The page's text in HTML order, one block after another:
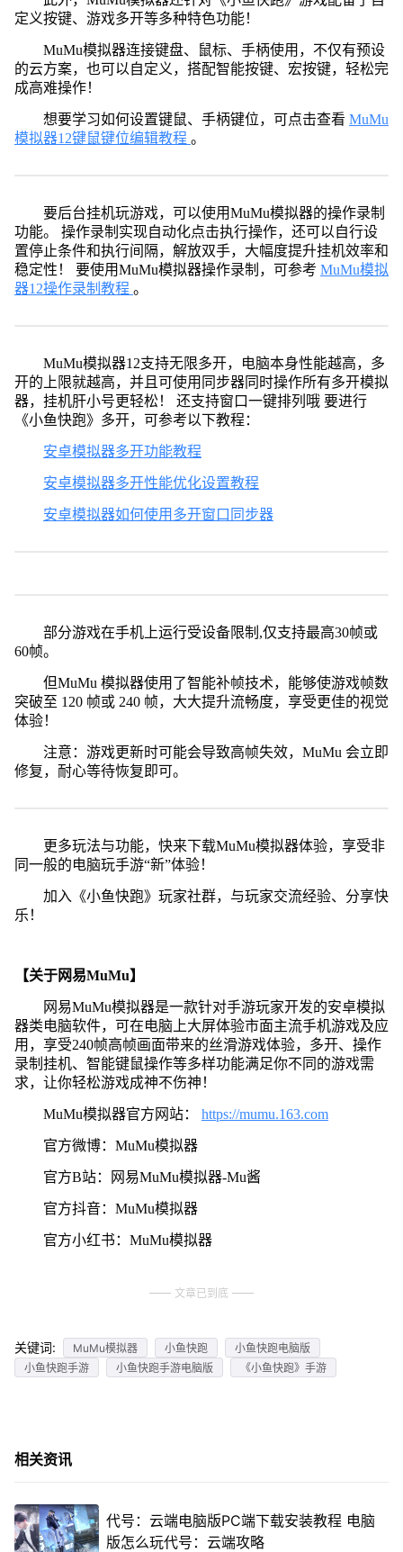
定义按键、游戏多开等多种特色功能！
MuMu模拟器连接键盘、鼠标、手柄使用，不仅有预设
的云方案，也可以自定义，搭配智能按键、宏按键，轻松完
成高难操作！
想要学习如何设置键鼠、手柄键位，可点击查看 MuMu
模拟器12键鼠键位编辑教程 。
要后台挂机玩游戏，可以使用MuMu模拟器的操作录制
功能。 操作录制实现自动化点击执行操作，还可以自行设
置停止条件和执行间隔，解放双手，大幅度提升挂机效率和
稳定性！ 要使用MuMu模拟器操作录制，可参考 MuMu模拟
器12操作录制教程 。
MuMu模拟器12支持无限多开，电脑本身性能越高，多
开的上限就越高，并且可使用同步器同时操作所有多开模拟
器，挂机肝小号更轻松！ 还支持窗口一键排列哦 要进行
《小鱼快跑》多开，可参考以下教程：
安卓模拟器多开功能教程
安卓模拟器多开性能优化设置教程
安卓模拟器如何使用多开窗口同步器
部分游戏在手机上运行受设备限制,仅支持最高30帧或
60帧。
但MuMu 模拟器使用了智能补帧技术，能够使游戏帧数
突破至 120 帧或 240 帧，大大提升流畅度，享受更佳的视觉
体验！
注意：游戏更新时可能会导致高帧失效，MuMu 会立即
修复，耐心等待恢复即可。
更多玩法与功能，快来下载MuMu模拟器体验，享受非
同一般的电脑玩手游“新”体验！
加入《小鱼快跑》玩家社群，与玩家交流经验、分享快
乐！
【关于网易MuMu】
网易MuMu模拟器是一款针对手游玩家开发的安卓模拟
器类电脑软件，可在电脑上大屏体验市面主流手机游戏及应
用，享受240帧高帧画面带来的丝滑游戏体验，多开、操作
录制挂机、智能键鼠操作等多样功能满足你不同的游戏需
求，让你轻松游戏成神不伤神！
MuMu模拟器官方网站： https://mumu.163.com
官方微博：MuMu模拟器
官方B站：网易MuMu模拟器-Mu酱
官方抖音：MuMu模拟器
官方小红书：MuMu模拟器
文章已到底
关键词: MuMu模拟器 小鱼快跑
小鱼快跑电脑版
小鱼快跑手游
小鱼快跑手游电脑版 《小鱼快跑》手游
相关资讯
代号：云端电脑版PC端下载安装教程 电脑
版怎么玩代号：云端攻略